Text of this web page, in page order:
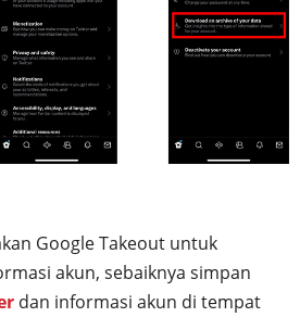
Google Takeout untuk
akun, sebaiknya simpan
dan informasi akun di tempat